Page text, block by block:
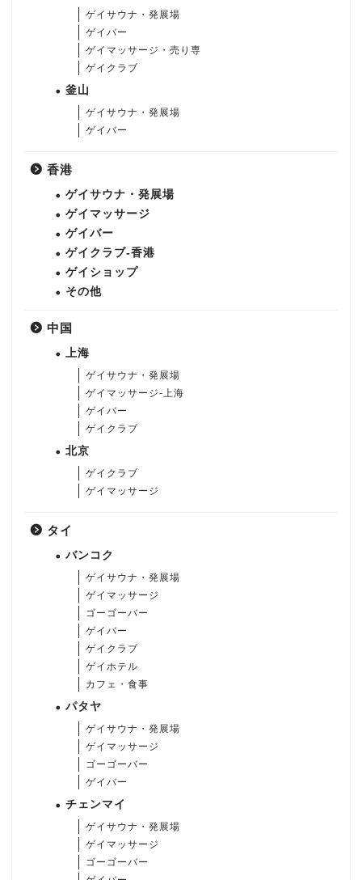
ゲイサウナ・発展場
ゲイバー
ゲイマッサージ・売り専
ゲイクラブ
釜山
ゲイサウナ・発展場
ゲイバー
香港
ゲイサウナ・発展場
ゲイマッサージ
ゲイバー
ゲイクラブ-香港
ゲイショップ
その他
中国
上海
ゲイサウナ・発展場
ゲイマッサージ-上海
ゲイバー
ゲイクラブ
北京
ゲイクラブ
ゲイマッサージ
タイ
バンコク
ゲイサウナ・発展場
ゲイマッサージ
ゴーゴーバー
ゲイバー
ゲイクラブ
ゲイホテル
カフェ・食事
パタヤ
ゲイサウナ・発展場
ゲイマッサージ
ゴーゴーバー
ゲイバー
チェンマイ
ゲイサウナ・発展場
ゲイマッサージ
ゴーゴーバー